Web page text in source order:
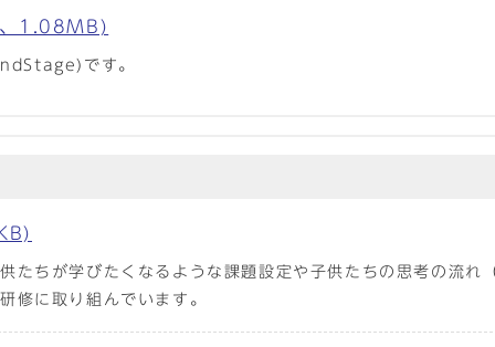
1.08MB)
です。
たちが学びたくなるような課題設定や子供たちの思考の流れ
修に取り組んでいます。